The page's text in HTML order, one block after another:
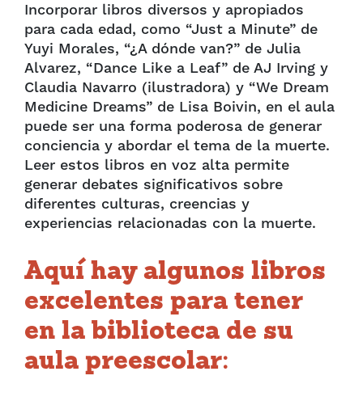
Incorporar libros diversos y apropiados
para cada edad, como “Just a Minute” de
Yuyi Morales, “¿A dónde van?” de Julia
Alvarez, “Dance Like a Leaf” de AJ Irving y
Claudia Navarro (ilustradora) y “We Dream
Medicine Dreams” de Lisa Boivin, en el aula
puede ser una forma poderosa de generar
conciencia y abordar el tema de la muerte.
Leer estos libros en voz alta permite
generar debates significativos sobre
diferentes culturas, creencias y
experiencias relacionadas con la muerte.
Aquí hay algunos libros
excelentes para tener
en la biblioteca de su
aula preescolar: